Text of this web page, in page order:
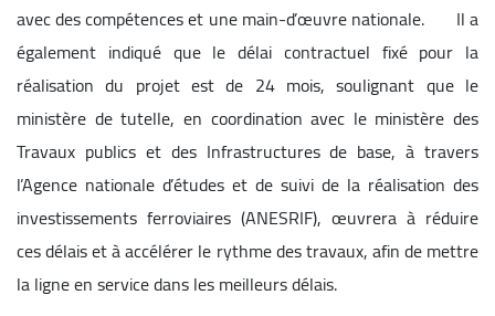
avec des compétences et une main-d’œuvre nationale. Il a
également indiqué que le délai contractuel fixé pour la
réalisation du projet est de 24 mois, soulignant que le
ministère de tutelle, en coordination avec le ministère des
Travaux publics et des Infrastructures de base, à travers
l’Agence nationale d’études et de suivi de la réalisation des
investissements ferroviaires (ANESRIF), œuvrera à réduire
ces délais et à accélérer le rythme des travaux, afin de mettre
la ligne en service dans les meilleurs délais.